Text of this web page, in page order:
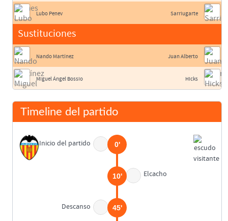
Lubo Penev
Sustituciones
Nando Martínez
Miguel Ángel Bossio
Sarriugarte
Juan Alberto
Hicks
Timeline del partido
Inicio del partido 0'
Elcacho
10'
Descanso 45'